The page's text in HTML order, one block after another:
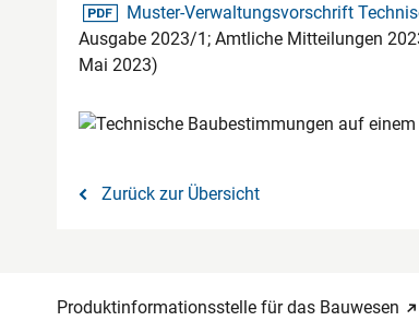
pdf-Datei
Muster-Verwaltungsvorschrift
Ausgabe 2023/1; Amtliche Mitteilungen
Mai 2023)
Zurück zur Übersicht
Produktinformationsstelle für das Bauwesen